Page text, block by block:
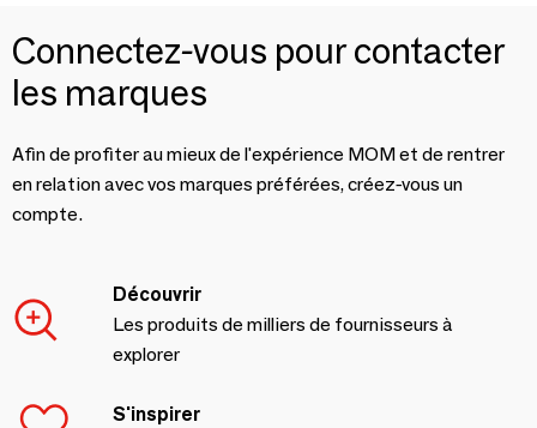
Connectez-vous pour contacter
les marques
Afin de profiter au mieux de l'expérience MOM et de rentrer
en relation avec vos marques préférées, créez-vous un
compte.
Découvrir
Les produits de milliers de fournisseurs à
explorer
S'inspirer